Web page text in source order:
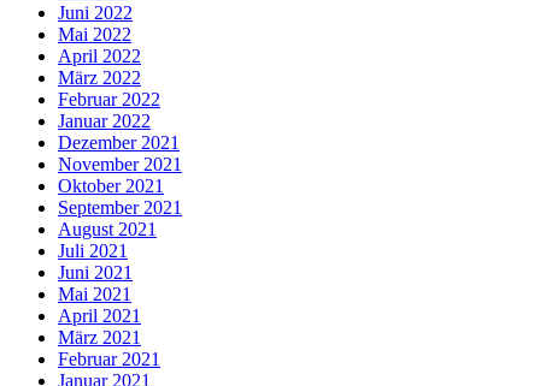
Juni 2022
Mai 2022
April 2022
März 2022
Februar 2022
Januar 2022
Dezember 2021
November 2021
Oktober 2021
September 2021
August 2021
Juli 2021
Juni 2021
Mai 2021
April 2021
März 2021
Februar 2021
Januar 2021